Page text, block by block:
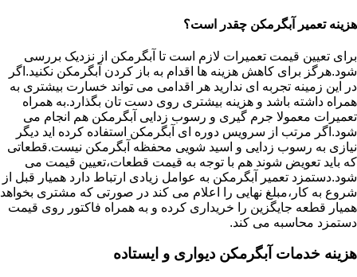
هزینه تعمیر آبگرمکن چقدر است؟
برای تعیین قیمت تعمیرات لازم است تا آبگرمکن از نزدیک بررسی
شود.هرگز برای کاهش هزینه ها اقدام به باز کردن آبگرمکن نکنید.اگر
در این زمینه تجربه ای ندارید هر اقدامی می تواند خسارت بیشتری به
همراه داشته باشد و هزینه بیشتری روی دست تان بگذارد.به همراه
تعمیرات معمولا جرم گیری و رسوب زدایی آبگرمکن هم انجام می
شود.اگر مرتب از سرویس دوره ای آبگرمکن استفاده کرده اید دیگر
نیازی به رسوب زدایی و اسید شویی محفظه آبگرمکن نیست.قطعاتی
که باید تعویض شوند هم با توجه به قیمت قطعات،تعیین قیمت می
شود.دستمزد تعمیر آبگرمکن به عوامل زیادی ارتباط دارد همیار قبل از
شروع به کار،مبلغ نهایی را اعلام می کند در صورتی که مشتری بخواهد
همیار قطعه جایگزین را خریداری کرده و به همراه فاکتور روی قیمت
دستمزد محاسبه می کند.
هزینه خدمات آبگرمکن دیواری و ایستاده